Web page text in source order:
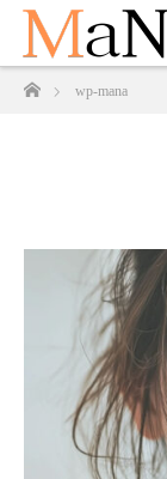
wp-mana